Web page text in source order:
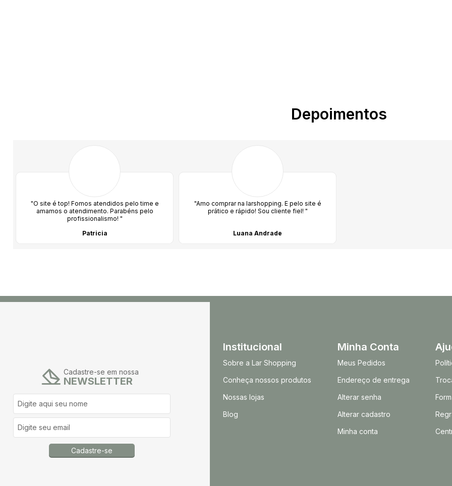
Depoimentos
"O site é top! Fomos atendidos pelo time e
amamos o atendimento. Parabéns pelo
profissionalismo! "
Patricia
"Amo comprar na larshopping. E pelo site é
prático e rápido! Sou cliente fiel! "
Luana Andrade
Cadastre-se em nossa
NEWSLETTER
Cadastre-se
Institucional
Sobre a Lar Shopping
Conheça nossos produtos
Nossas lojas
Blog
Minha Conta
Meus Pedidos
Endereço de entrega
Alterar senha
Alterar cadastro
Minha conta